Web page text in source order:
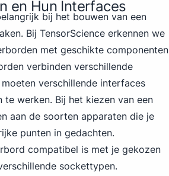
en Hun Interfaces
bij het bouwen van een
Bij TensorScience erkennen we
met geschikte componenten
verbinden verschillende
verschillende interfaces
werken. Bij het kiezen van een
aan de soorten apparaten die je
punten in gedachten.
compatibel is met je gekozen
sockettypen.